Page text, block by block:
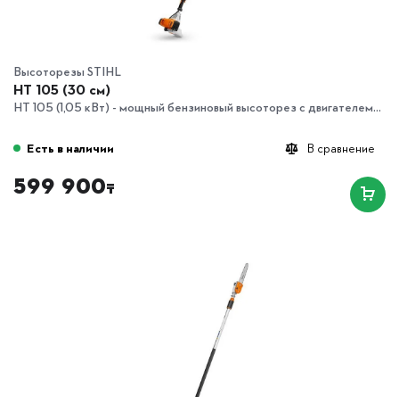
Высоторезы STIHL
HT 105 (30 см)
HT 105 (1,05 кВт) - мощный бензиновый высоторез с двигателем...
В сравнение
Есть в наличии
599 900₸